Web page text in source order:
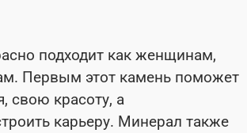
подходит как женщинам,
Первым этот камень поможет
свою красоту, а
карьеру. Минерал также